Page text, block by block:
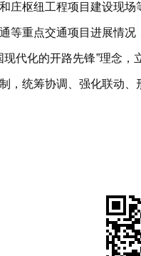
枢纽工程项目建设现场
重点交通项目进展情况
代化的开路先锋”理念
统筹协调、强化联动